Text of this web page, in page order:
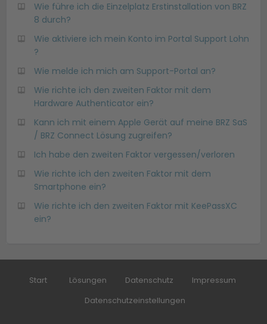
Wie führe ich die Einzelplatz Erstinstallation von BRZ
8 durch?
Wie aktiviere ich mein Konto im Portal Support Lohn
?
Wie melde ich mich am Support-Portal an?
Wie richte ich den zweiten Faktor mit dem
Hardware Authenticator ein?
Kann ich mit einem Apple Gerät auf meine BRZ SaS
/ BRZ Connect Lösung zugreifen?
Ich habe den zweiten Faktor vergessen/verloren
Wie richte ich den zweiten Faktor mit dem
Smartphone ein?
Wie richte ich den zweiten Faktor mit KeePassXC
ein?
Start Lösungen Datenschutz
Impressum
Datenschutzeinstellungen